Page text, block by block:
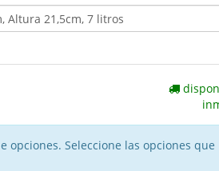
opciones. Seleccione las opciones que